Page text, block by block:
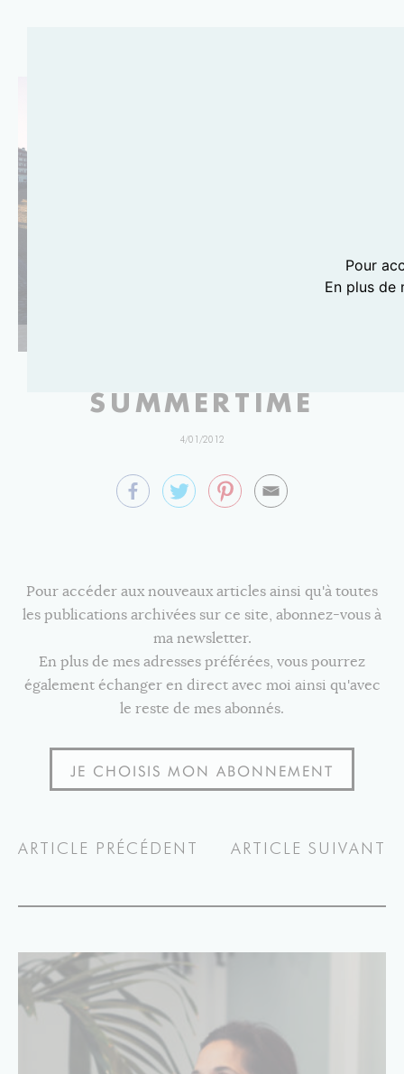
SUMMERTIME
4/01/2012
Pour accéder aux nouveaux articles ainsi qu'à toutes
les publications archivées sur ce site, abonnez-vous à
ma newsletter.
En plus de mes adresses préférées, vous pourrez
également échanger en direct avec moi ainsi qu'avec
le reste de mes abonnés.
JE CHOISIS MON ABONNEMENT
Pour
En plus de
ARTICLE PRÉCÉDENT ARTICLE SUIVANT